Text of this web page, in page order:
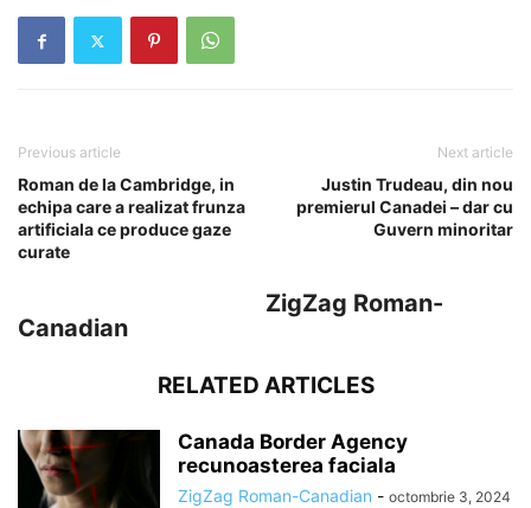
Previous article
Roman de la Cambridge, in
echipa care a realizat frunza
artificiala ce produce gaze
curate
Next article
Justin Trudeau, din nou
premierul Canadei – dar cu
Guvern minoritar
ZigZag Roman-
Canadian
RELATED ARTICLES
Canada Border Agency
recunoasterea faciala
ZigZag Roman-Canadian - octombrie 3, 2024